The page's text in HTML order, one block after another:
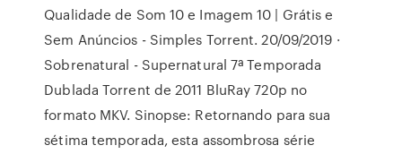
Qualidade de Som 10 e Imagem 10 | Grátis e
Sem Anúncios - Simples Torrent. 20/09/2019 ·
Sobrenatural - Supernatural 7ª Temporada
Dublada Torrent de 2011 BluRay 720p no
formato MKV. Sinopse: Retornando para sua
sétima temporada, esta assombrosa série